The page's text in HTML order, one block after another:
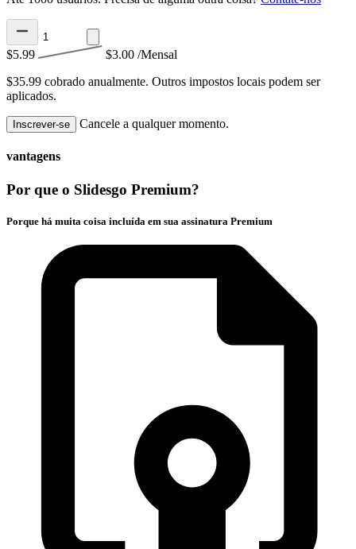
$5.99 $3.00 /Mensal
$35.99 cobrado anualmente. Outros impostos locais podem ser
aplicados.
Inscrever-se Cancele a qualquer momento.
vantagens
Por que o Slidesgo Premium?
Porque há muita coisa incluída em sua assinatura Premium